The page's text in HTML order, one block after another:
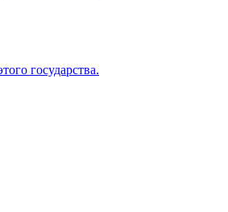
государства.